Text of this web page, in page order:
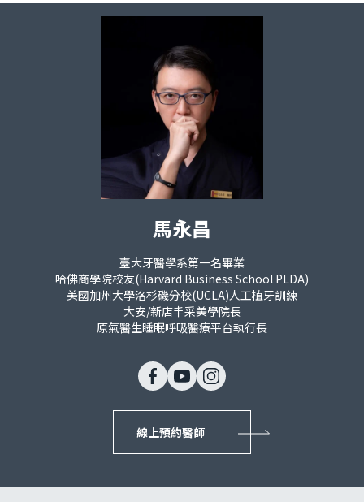
馬永昌
臺大牙醫學系第一名畢業
哈佛商學院校友(Harvard Business School PLDA)
美國加州大學洛杉磯分校(UCLA)人工植牙訓練
大安/新店丰采美學院長
原氣醫生睡眠呼吸醫療平台執行長
線上預約醫師